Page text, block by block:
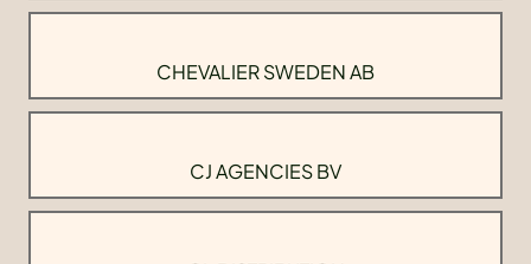
CHEVALIER SWEDEN AB
CJ AGENCIES BV